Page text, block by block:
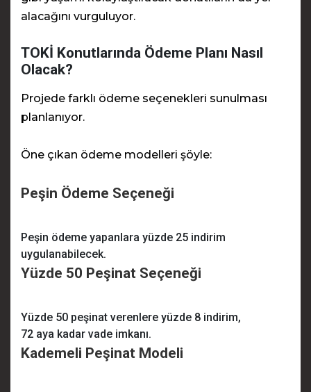
alacağını vurguluyor.
TOKİ Konutlarında Ödeme Planı Nasıl
Olacak?
Projede farklı ödeme seçenekleri sunulması
planlanıyor.
Öne çıkan ödeme modelleri şöyle:
Peşin Ödeme Seçeneği
Peşin ödeme yapanlara yüzde 25 indirim
uygulanabilecek.
Yüzde 50 Peşinat Seçeneği
Yüzde 50 peşinat verenlere yüzde 8 indirim,
72 aya kadar vade imkanı.
Kademeli Peşinat Modeli